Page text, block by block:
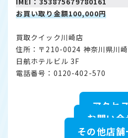
お買い取り金額100,000円
買取クイック川崎店
住所：〒210-0024 神奈川県川
日航ホテルビル 3F
電話番号：0120-402-570
アクセス
お問い合
その他店舗